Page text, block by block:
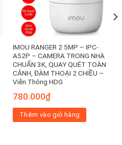
IMOU RANGER 2 5MP – IPC-
A52P – CAMERA TRONG NHÀ
CHUẨN 3K, QUAY QUÉT TOÀN
CẢNH, ĐÀM THOẠI 2 CHIỀU –
Viễn Thông HDG
780.000₫
Thêm vào giỏ hàng